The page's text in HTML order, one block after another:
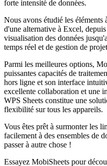
forte intensité de données.
Nous avons étudié les
d'une alternative à Excel,
visualisation des données
temps réel et de gestion de
Parmi les meilleures options,
puissantes capacités de
hors ligne et son interface
excellente collaboration et une
WPS Sheets constitue une
flexibilité sur tous les appareils.
Vous êtes prêt à surmonter les
facilement à des ensembles de
passer à autre chose !
Essayez MobiSheets pour